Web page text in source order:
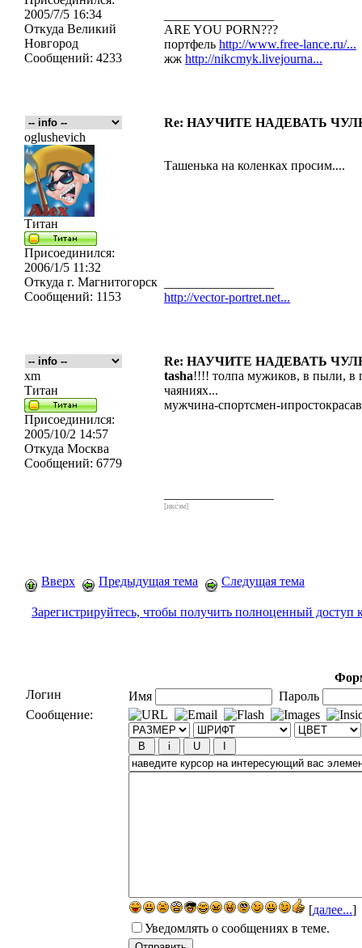
2005/7/5 16:34
Откуда Великий
Новгород
Сообщений: 4233
ARE YOU PORN???
портфель http://www.free-lance.ru/...
жж http://nikcmyk.livejourna...
Re: НАУЧИТЕ НАДЕВАТЬ
oglushevich
Титан
Присоединился:
2006/1/5 11:32
Откуда г. Магнитогорск
Сообщений: 1153
Ташенька на коленках просим....
http://vector-portret.net...
Re: НАУЧИТЕ НАДЕВАТЬ
xm
Титан
Присоединился:
2005/10/2 14:57
Откуда Москва
Сообщений: 6779
tasha!!!! толпа мужиков, в пыли, в
чаяниях...
мужчина-спортсмен-
[икс́эм]
Вверх Предыдущая тема Следущая тема
Зарегистрируйтесь, чтобы получить полноценный доступ
Логин
Имя
Пароль
Сообщение:
[далее...]
Уведомлять о сообщениях в теме.